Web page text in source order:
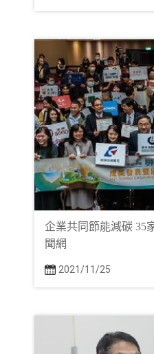
企業共同節能減碳 35
聞網
2021/11/25